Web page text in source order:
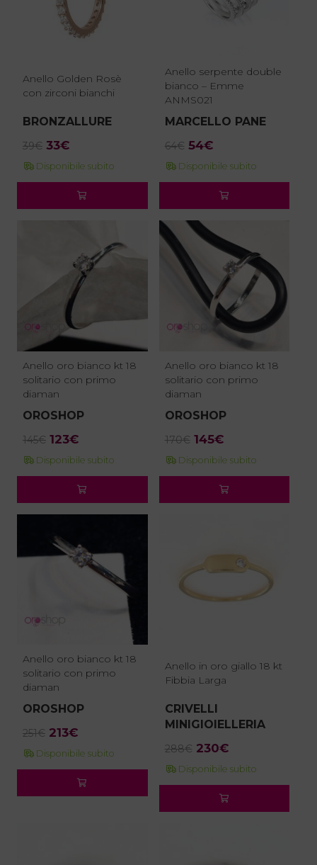
Anello Golden Rosè
con zirconi bianchi
BRONZALLURE
39€ Il
prezzo
39€.
33€
prezzo
è:
33€.
Disponibile subito
Anello serpente double
bianco – Emme
ANMS021
MARCELLO PANE
64€ Il
prezzo
64€.
54€Il
prezzo
è:
54€.
Disponibile subito
Anello oro bianco kt 18
solitario con primo
diaman
OROSHOP
145€ Il
prezzo
145€.
123€
prezzo
è:
123€.
Disponibile subito
Anello oro bianco kt 18
solitario con primo
diaman
OROSHOP
170€ Il
prezzo
170€.
145€Il
prezzo
è:
145€.
Disponibile subito
Anello oro bianco kt 18
solitario con primo
diaman
OROSHOP
251€ Il
prezzo
251€.
213€
prezzo
è:
213€.
Disponibile subito
Anello in oro giallo 18 kt
Fibbia Larga
CRIVELLI
MINIGIOIELLERIA
288€ Il
prezzo
288€.
230€Il
prezzo
è:
230€.
Disponibile subito